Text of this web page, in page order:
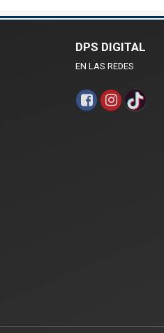
DPS DIGITAL
EN LAS REDES